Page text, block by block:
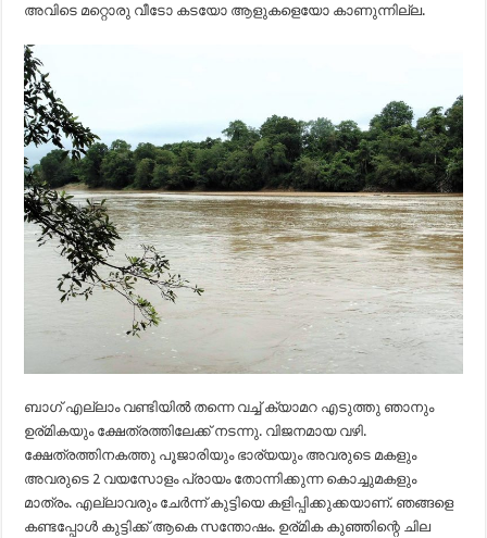
അവിടെ മറ്റൊരു വീടോ കടയോ ആളുകളെയോ കാണുന്നില്ല.
ബാഗ് എല്ലാം വണ്ടിയിൽ തന്നെ വച്ച് ക്യാമറ എടുത്തു ഞാനും
ഉര്മികയും ക്ഷേത്രത്തിലേക്ക് നടന്നു. വിജനമായ വഴി.
ക്ഷേത്രത്തിനകത്തു പൂജാരിയും ഭാര്യയും അവരുടെ മകളും
അവരുടെ 2 വയസോളം പ്രായം തോന്നിക്കുന്ന കൊച്ചുമകളും
മാത്രം. എല്ലാവരും ചേർന്ന് കുട്ടിയെ കളിപ്പിക്കുക്കയാണ്. ഞങ്ങളെ
കണ്ടപ്പോൾ കുട്ടിക്ക് ആകെ സന്തോഷം. ഉര്മിക കുഞ്ഞിന്റെ ചില